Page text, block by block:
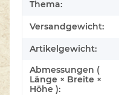
Thema:
Versandgewicht:
Artikelgewicht:
Abmessungen (
Länge × Breite ×
Höhe ):